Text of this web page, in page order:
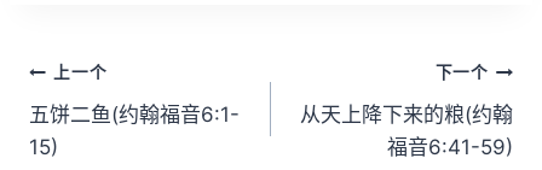
文
章
导
上一个
五饼二鱼(约翰福音6:1-
15)
下一个
从天上降下来的粮(约翰
福音6:41-59)